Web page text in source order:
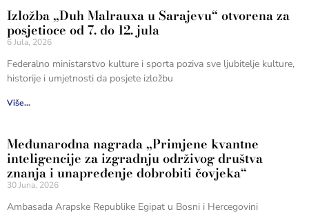
Izložba „Duh Malrauxa u Sarajevu“ otvorena za
posjetioce od 7. do 12. jula
6 Jula, 2026
Federalno ministarstvo kulture i sporta poziva sve ljubitelje kulture,
historije i umjetnosti da posjete izložbu
Više...
Međunarodna nagrada „Primjene kvantne
inteligencije za izgradnju održivog društva
znanja i unapređenje dobrobiti čovjeka“
30 Juna, 2026
Ambasada Arapske Republike Egipat u Bosni i Hercegovini